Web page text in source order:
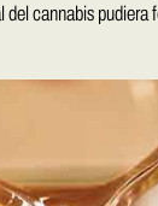
del cannabis pudiera